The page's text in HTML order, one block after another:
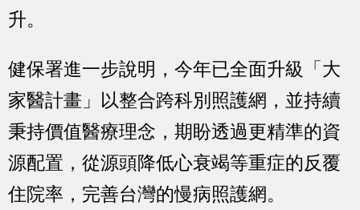
升。
健保署進一步說明，今年已全面升級「大
家醫計畫」以整合跨科別照護網，並持續
秉持價值醫療理念，期盼透過更精準的資
源配置，從源頭降低心衰竭等重症的反覆
住院率，完善台灣的慢病照護網。